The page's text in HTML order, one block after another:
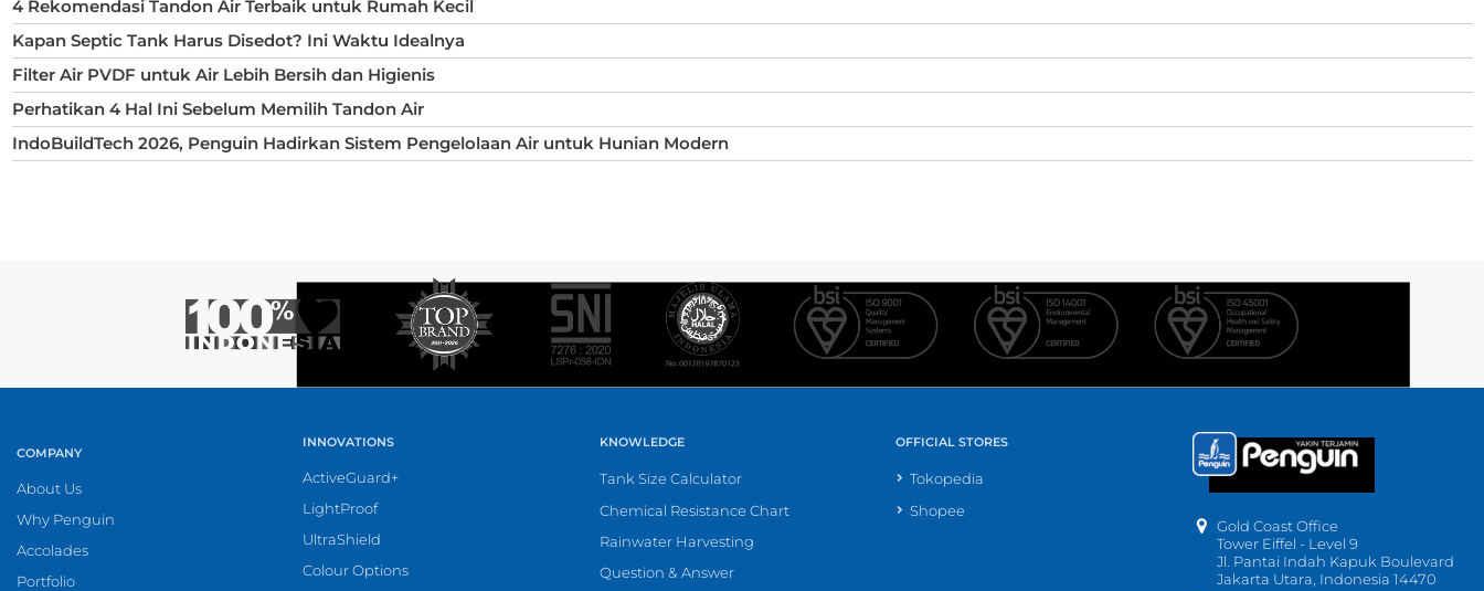
4 Rekomendasi Tandon Air Terbaik untuk Rumah Kecil
Kapan Septic Tank Harus Disedot? Ini Waktu Idealnya
Filter Air PVDF untuk Air Lebih Bersih dan Higienis
Perhatikan 4 Hal Ini Sebelum Memilih Tandon Air
IndoBuildTech 2026, Penguin Hadirkan Sistem Pengelolaan Air untuk Hunian Modern
COMPANY
About Us
Why Penguin
Accolades
Portfolio
INNOVATIONS
ActiveGuard+
LightProof
UltraShield
Colour Options
KNOWLEDGE
Tank Size Calculator
Chemical Resistance Chart
Rainwater Harvesting
Question & Answer
OFFICIAL STORES
Tokopedia
Shopee
Gold Coast Office
Tower Eiffel - Level 9
Jl. Pantai Indah Kapuk Boulevard
Jakarta Utara, Indonesia 14470